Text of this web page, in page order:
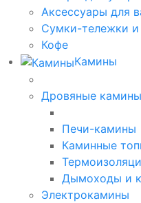
Аксессуары для
Сумки-тележки
Кофе
Камины
Дровяные камины
Печи-камины
Каминные
Дымоходы и
Электрокамины